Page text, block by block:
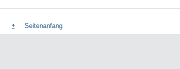
Seitenanfang